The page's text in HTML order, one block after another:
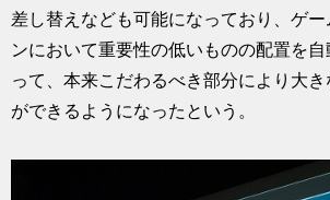
差し替えなども可能になっており、ゲー
ンにおいて重要性の低いものの配置を
って、本来こだわるべき部分により大
ができるようになったという。